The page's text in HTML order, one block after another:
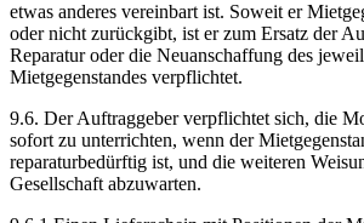
etwas anderes vereinbart ist. Soweit er
oder nicht zurückgibt, ist er zum Ersatz der
Reparatur oder die Neuanschaffung des
Mietgegenstandes verpflichtet.
9.6. Der Auftraggeber verpflichtet sich, die
sofort zu unterrichten, wenn der
reparaturbedürftig ist, und die weiteren
Gesellschaft abzuwarten.